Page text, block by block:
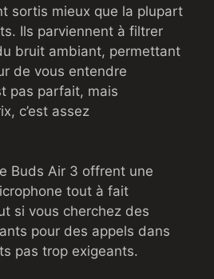
sortis mieux que la plupart
Ils parviennent à filtrer
bruit ambiant, permettant
de vous entendre
pas parfait, mais
c’est assez
Buds Air 3 offrent une
tout à fait
si vous cherchez des
pour des appels dans
pas trop exigeants.